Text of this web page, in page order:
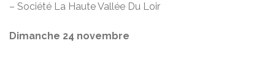
– Société La Haute Vallée Du Loir
Dimanche 24 novembre